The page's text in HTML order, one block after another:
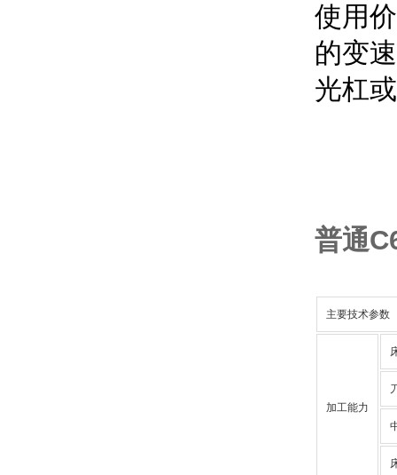
使用
的变
光杠
普通
主要技术参数
加工能力